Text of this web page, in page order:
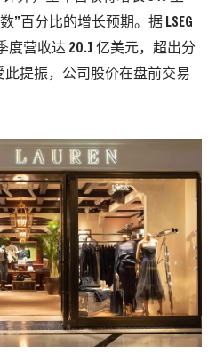
”百分比的增长预期。据 LSEG
度营收达 20.1 亿美元，超出分
此提振，公司股价在盘前交易